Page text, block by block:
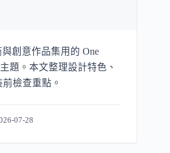
創意作品集用的 One
主題。本文整理設計特色、
檢查重點。
07-28